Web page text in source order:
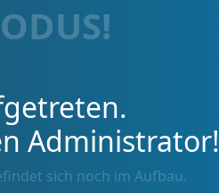
Administrator!
sich noch im Aufbau.